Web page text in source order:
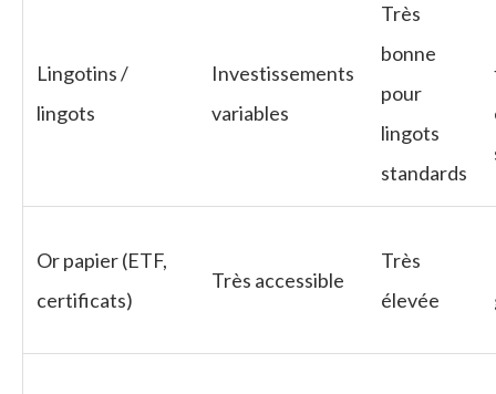
Lingotins /
lingots
Investissements
variables
Très
bonne
pour
lingots
standards
Or papier (ETF,
certificats)
Très accessible
Très
élevée